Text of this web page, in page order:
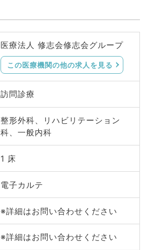
医療法人 修志会修志会グループ
この医療機関の他の求人を見る
訪問診療
整形外科、リハビリテーション
科、一般内科
1 床
電子カルテ
※詳細はお問い合わせください
※詳細はお問い合わせください